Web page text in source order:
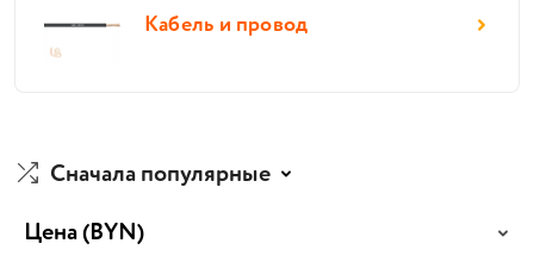
Кабель и провод
Сначала популярные
Цена(BYN)